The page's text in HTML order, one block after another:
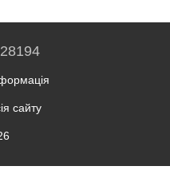
сайту